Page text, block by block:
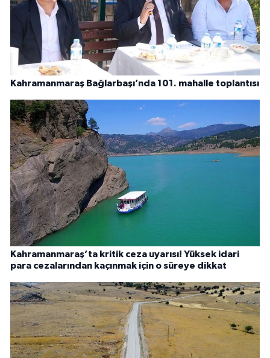
Kahramanmaraş Bağlarbaşı’nda 101. mahalle toplantısı
Kahramanmaraş’ta kritik ceza uyarısı! Yüksek idari
para cezalarından kaçınmak için o süreye dikkat